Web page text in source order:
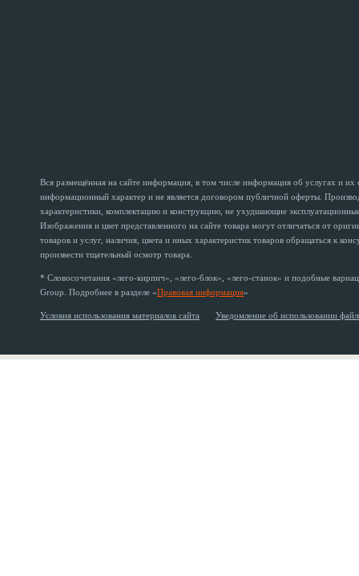
Вся размещённая на сайте информация, в том числе информация об услугах и
информационный характер и не является договором публичной оферты.
характеристики, комплектацию и конструкцию, не ухудшающие
Изображения и цвет представленного на сайте товара могут отличаться от
товаров и услуг, наличия, цвета и иных характеристик товаров обращаться к
произвести тщательный осмотр товара.
* Словосочетания «лего-кирпич», «лего-блок», «лего-станок» и подобные
Group. Подробнее в разделе «Правовая информация»
Условия использования материалов сайта Уведомление об использовании